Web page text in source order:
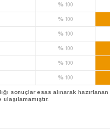
%100
%100
%100
%100
%100
%100
sonuçlar esas alınarak